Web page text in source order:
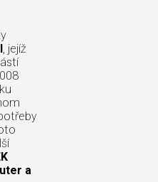
, jejíž
a